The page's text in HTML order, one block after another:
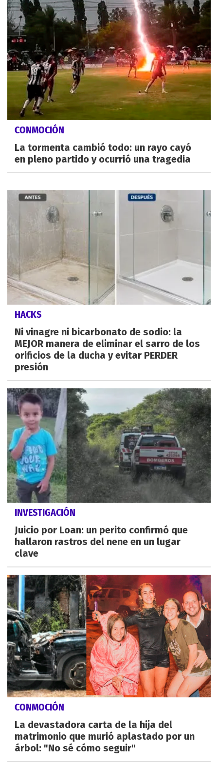
CONMOCIÓN
La tormenta cambió todo: un rayo cayó
en pleno partido y ocurrió una tragedia
HACKS
Ni vinagre ni bicarbonato de sodio: la
MEJOR manera de eliminar el sarro de los
orificios de la ducha y evitar PERDER
presión
INVESTIGACIÓN
Juicio por Loan: un perito confirmó que
hallaron rastros del nene en un lugar
clave
CONMOCIÓN
La devastadora carta de la hija del
matrimonio que murió aplastado por un
árbol: "No sé cómo seguir"